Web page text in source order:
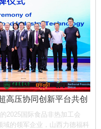
高压协同创新平台共创
生态
2025国际食品非热加工会
的领军企业，山西力德福科